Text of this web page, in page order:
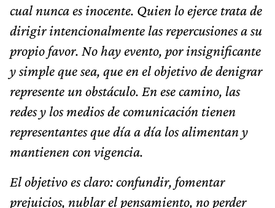
cual nunca es inocente. Quien lo ejerce trata de
dirigir intencionalmente las repercusiones a su
propio favor. No hay evento, por insignificante
y simple que sea, que en el objetivo de denigrar
represente un obstáculo. En ese camino, las
redes y los medios de comunicación tienen
representantes que día a día los alimentan y
mantienen con vigencia.
El objetivo es claro: confundir, fomentar
prejuicios, nublar el pensamiento, no perder